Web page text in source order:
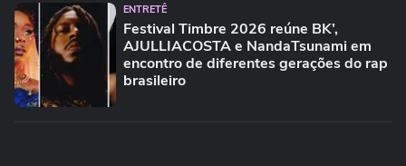
ENTRETÊ
Festival Timbre 2026 reúne BK’,
AJULLIACOSTA e NandaTsunami em
encontro de diferentes gerações do rap
brasileiro